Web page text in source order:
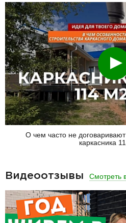
О чем часто не
каркасника
Видеоотзывы Смотреть